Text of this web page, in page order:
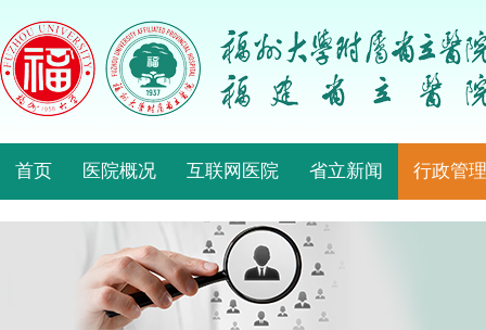
首页 医院概况 互联网医院 省立新闻 行政管理